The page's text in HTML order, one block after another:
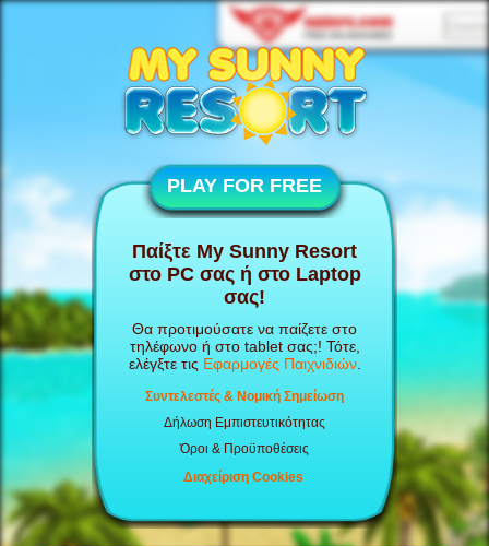
PLAY FOR FREE
Παίξτε My Sunny Resort
στο PC σας ή στο Laptop
σας!
Θα προτιμούσατε να παίζετε στο
τηλέφωνο ή στο tablet σας;! Τότε,
ελέγξτε τις Εφαρμογές Παιχνιδιών.
Συντελεστές & Νομική Σημείωση
Δήλωση Εμπιστευτικότητας
Όροι & Προϋποθέσεις
Διαχείριση Cookies